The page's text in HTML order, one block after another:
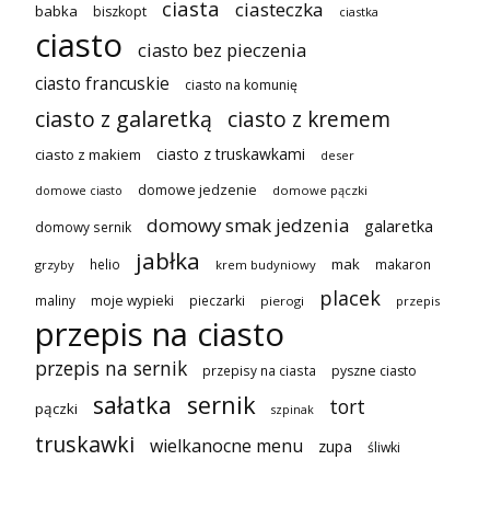
babka biszkopt ciasta ciasteczka ciastka
ciasto ciasto bez pieczenia
ciasto francuskie ciasto na komunię
ciasto z galaretką ciasto z kremem
ciasto z makiem ciasto z truskawkami deser
domowe ciasto domowe jedzenie domowe pączki
domowy sernik domowy smak jedzenia galaretka
grzyby helio jabłka krem budyniowy mak makaron
maliny moje wypieki pieczarki pierogi placek przepis
przepis na ciasto
przepis na sernik przepisy na ciasta pyszne ciasto
pączki sałatka sernik szpinak tort
truskawki wielkanocne menu zupa śliwki